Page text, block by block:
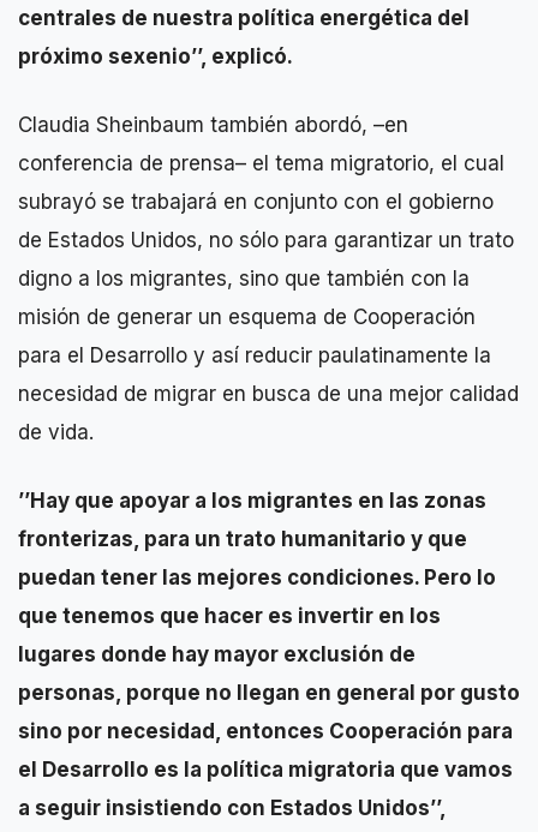
centrales de nuestra política energética del
próximo sexenio’’, explicó.
Claudia Sheinbaum también abordó, –en
conferencia de prensa– el tema migratorio, el cual
subrayó se trabajará en conjunto con el gobierno
de Estados Unidos, no sólo para garantizar un trato
digno a los migrantes, sino que también con la
misión de generar un esquema de Cooperación
para el Desarrollo y así reducir paulatinamente la
necesidad de migrar en busca de una mejor calidad
de vida.
’’Hay que apoyar a los migrantes en las zonas
fronterizas, para un trato humanitario y que
puedan tener las mejores condiciones. Pero lo
que tenemos que hacer es invertir en los
lugares donde hay mayor exclusión de
personas, porque no llegan en general por gusto
sino por necesidad, entonces Cooperación para
el Desarrollo es la política migratoria que vamos
a seguir insistiendo con Estados Unidos’’,